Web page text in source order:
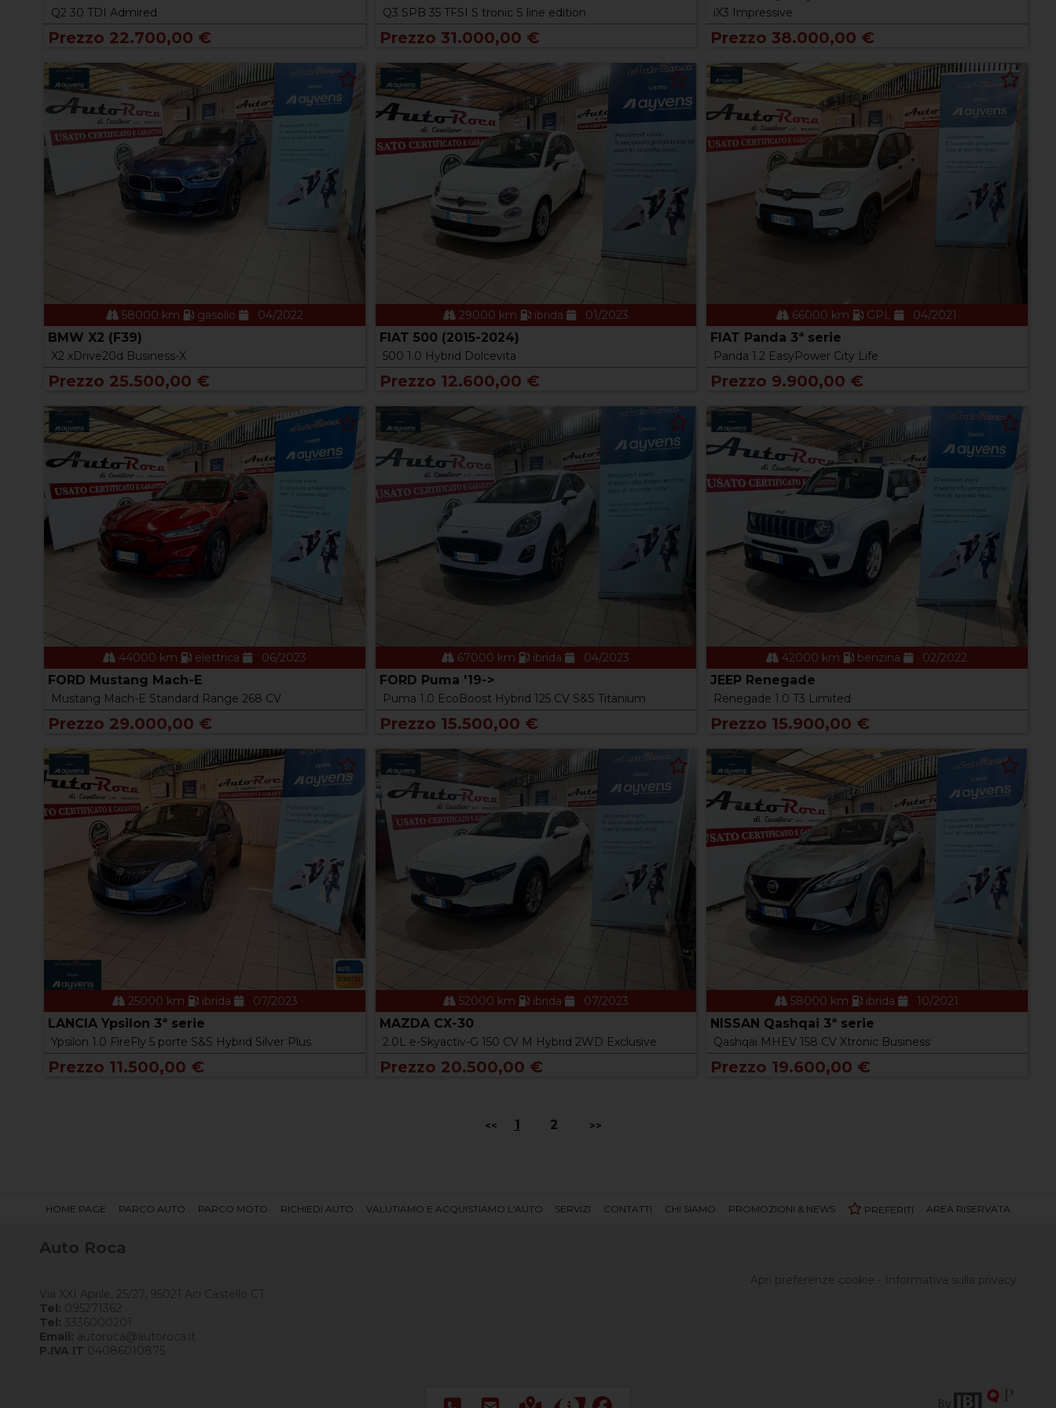
Q2 30 TDI Admired
Prezzo 22.700,00 €
Q3 SPB 35 TFSI S tronic S line edition
Prezzo 31.000,00 €
iX3 Impressive
Prezzo 38.000,00 €
58000 km gasolio 04/2022
BMW X2 (F39)
X2 xDrive20d Business-X
Prezzo 25.500,00 €
29000 km ibrida 01/2023
FIAT 500 (2015-2024)
500 1.0 Hybrid Dolcevita
Prezzo 12.600,00 €
66000 km GPL 04/2021
FIAT Panda 3ª serie
Panda 1.2 EasyPower City Life
Prezzo 9.900,00 €
44000 km elettrica 06/2023
FORD Mustang Mach-E
Mustang Mach-E Standard Range 268 CV
Prezzo 29.000,00 €
67000 km ibrida 04/2023
FORD Puma '19->
Puma 1.0 EcoBoost Hybrid 125 CV S&S Titanium
Prezzo 15.500,00 €
42000 km benzina 02/2022
JEEP Renegade
Renegade 1.0 T3 Limited
Prezzo 15.900,00 €
25000 km ibrida 07/2023
LANCIA Ypsilon 3ª serie
Ypsilon 1.0 FireFly 5 porte S&S Hybrid Silver Plus
Prezzo 11.500,00 €
52000 km ibrida 07/2023
MAZDA CX-30
2.0L e-Skyactiv-G 150 CV M Hybrid 2WD Exclusive
Prezzo 20.500,00 €
58000 km ibrida 10/2021
NISSAN Qashqai 3ª serie
Qashqai MHEV 158 CV Xtronic Business
Prezzo 19.600,00 €
<< 1 2 >>
HOME PAGE PARCO AUTO PARCO MOTO RICHIEDI AUTO VALUTIAMO E ACQUISTIAMO L'AUTO SERVIZI CONTATTI CHI SIAMO PROMOZIONI & NEWS PREFERITI AREA RISERVATA
Auto Roca
Via XXI Aprile, 25/27, 95021 Aci Castello CT
Tel: 095271362
Tel: 3336000201
Email: autoroca@autoroca.it
P.IVA IT 04086010875
Apri preferenze cookie - Informativa sulla privacy